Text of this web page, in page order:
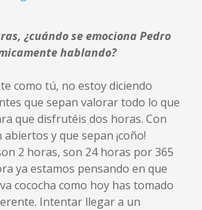
¿cuándo se emociona Pedro
hablando?
como tú, no estoy diciendo
que sepan valorar todo lo que
que disfrutéis dos horas. Con
y que sepan ¡coño!
2 horas, son 24 horas por 365
ya estamos pensando en que
cococha como hoy has tomado
Intentar llegar a un